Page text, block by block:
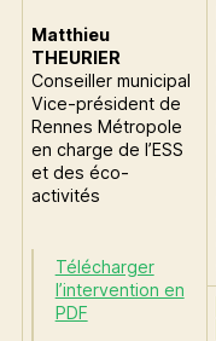
Matthieu
THEURIER
Conseiller municipal
Vice-président de
Rennes Métropole
en charge de l’ESS
et des éco-
activités
Télécharger
l’intervention en
PDF